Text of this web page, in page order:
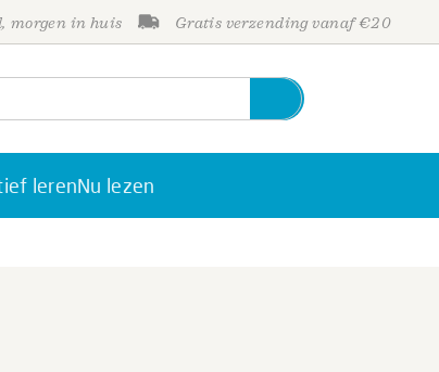
morgen in huis Gratis verzending vanaf €20
lerenNu lezen
Personen